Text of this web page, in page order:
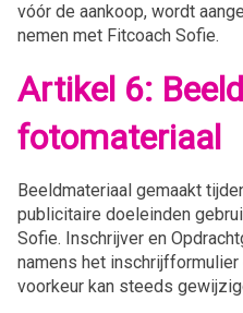
vóór de aankoop, wordt
nemen met Fitcoach Sofie.
Artikel 6:
fotomateriaal
Beeldmateriaal gemaakt
publicitaire doeleinden
Sofie. Inschrijver en
namens het
voorkeur kan steeds